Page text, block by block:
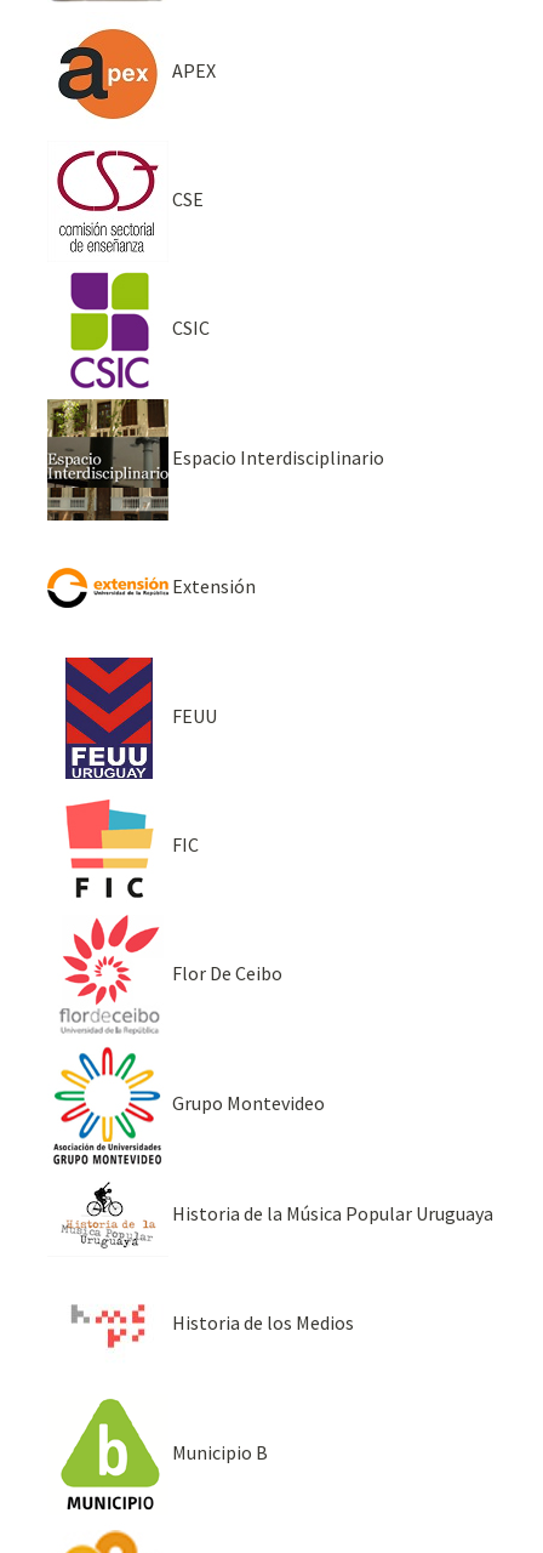
APEX
CSE
CSIC
Espacio Interdisciplinario
Extensión
FEUU
FIC
Flor De Ceibo
Grupo Montevideo
Historia de la Música Popular Uruguaya
Historia de los Medios
Municipio B